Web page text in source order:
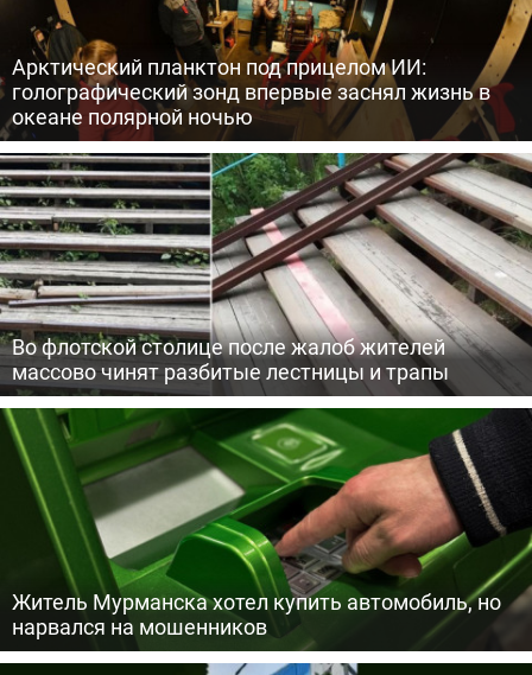
Арктический планктон под прицелом ИИ:
голографический зонд впервые заснял жизнь в
океане полярной ночью
Во флотской столице после жалоб жителей
массово чинят разбитые лестницы и трапы
Житель Мурманска хотел купить автомобиль, но
нарвался на мошенников